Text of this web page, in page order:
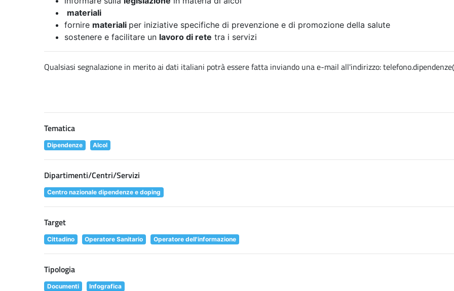
materiali
fornire materiali per iniziative specifiche di prevenzione e di promozione della salute
sostenere e facilitare un lavoro di rete tra i servizi
Qualsiasi segnalazione in merito ai dati italiani potrà essere fatta inviando una e-mail all'indirizzo:
Tematica
Dipendenze Alcol
Dipartimenti/Centri/Servizi
Centro nazionale dipendenze e doping
Target
Cittadino Operatore Sanitario Operatore dell'informazione
Tipologia
Documenti Infografica